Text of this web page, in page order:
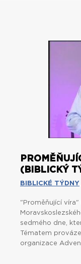
(BIBLICKÝ
BIBLICKÉ TÝDNY
"Proměňující
sedmého dne,
Tématem
organizace